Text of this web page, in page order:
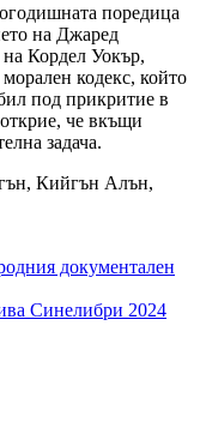
поредица
на Джаред
на Кордел Уокър,
кодекс, който
под прикритие в
че вкъщи
задача.
Кийгън Алън,
документален
Синелибри 2024